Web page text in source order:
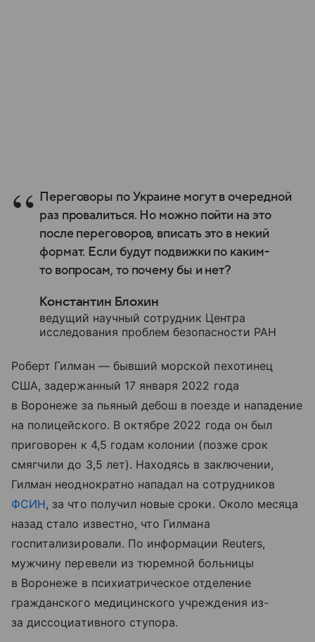
Переговоры по Украине могут в очередной
раз провалиться. Но можно пойти на это
после переговоров, вписать это в некий
формат. Если будут подвижки по каким-
то вопросам, то почему бы и нет?
Константин Блохин
ведущий научный сотрудник Центра
исследования проблем безопасности РАН
Роберт Гилман — бывший морской пехотинец
США, задержанный 17 января 2022 года
в Воронеже за пьяный дебош в поезде и нападение
на полицейского. В октябре 2022 года он был
приговорен к 4,5 годам колонии (позже срок
смягчили до 3,5 лет). Находясь в заключении,
Гилман неоднократно нападал на сотрудников
ФСИН, за что получил новые сроки. Около месяца
назад стало известно, что Гилмана
госпитализировали. По информации Reuters,
мужчину перевели из тюремной больницы
в Воронеже в психиатрическое отделение
гражданского медицинского учреждения из-
за диссоциативного ступора.